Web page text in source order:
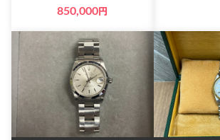
850,000円